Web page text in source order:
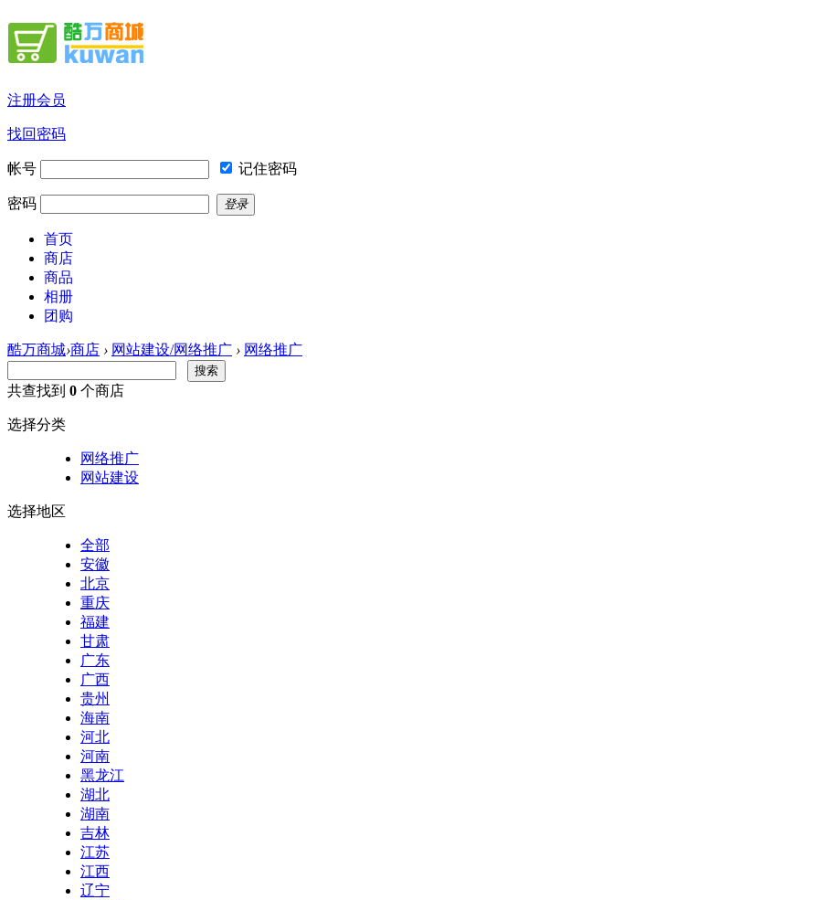
注册会员
找回密码
帐号 记住密码
密码 登录
首页
商店
商品
相册
团购
酷万商城›商店 › 网站建设/网络推广 › 网络推广
搜索
共查找到 0 个商店
选择分类
网络推广
网站建设
选择地区
全部
安徽
北京
重庆
福建
甘肃
广东
广西
贵州
海南
河北
河南
黑龙江
湖北
湖南
吉林
江苏
江西
辽宁